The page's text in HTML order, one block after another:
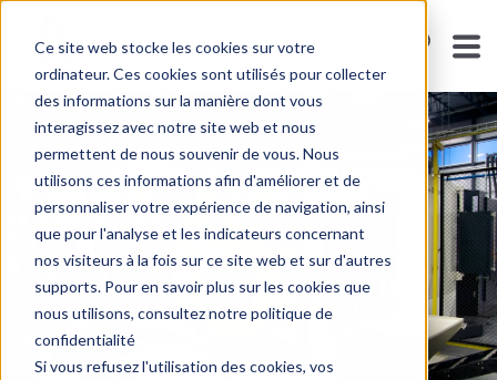
Ce site web stocke les cookies sur votre
ordinateur. Ces cookies sont utilisés pour collecter
des informations sur la manière dont vous
interagissez avec notre site web et nous
permettent de nous souvenir de vous. Nous
utilisons ces informations afin d'améliorer et de
personnaliser votre expérience de navigation, ainsi
que pour l'analyse et les indicateurs concernant
nos visiteurs à la fois sur ce site web et sur d'autres
supports. Pour en savoir plus sur les cookies que
nous utilisons, consultez notre politique de
confidentialité
Si vous refusez l'utilisation des cookies, vos